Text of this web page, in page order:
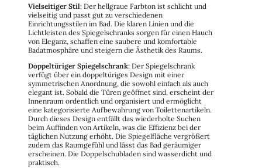
Vielseitiger Stil: Der hellgraue Farbton ist schlicht und
vielseitig und passt gut zu verschiedenen
Einrichtungsstilen im Bad. Die klaren Linien und die
Lichtleisten des Spiegelschranks sorgen für einen Hauch
von Eleganz, schaffen eine saubere und komfortable
Badatmosphäre und steigern die Ästhetik des Raums.
Doppeltüriger Spiegelschrank: Der Spiegelschrank
verfügt über ein doppeltüriges Design mit einer
symmetrischen Anordnung, die sowohl einfach als auch
elegant ist. Sobald die Türen geöffnet sind, erscheint der
Innenraum ordentlich und organisiert und ermöglicht
eine kategorisierte Aufbewahrung von Toilettenartikeln.
Durch dieses Design entfällt das wiederholte Suchen
beim Auffinden von Artikeln, was die Effizienz bei der
täglichen Nutzung erhöht. Die Spiegelfläche vergrößert
zudem das Raumgefühl und lässt das Bad geräumiger
erscheinen. Die Doppelschubladen sind wasserdicht und
praktisch.